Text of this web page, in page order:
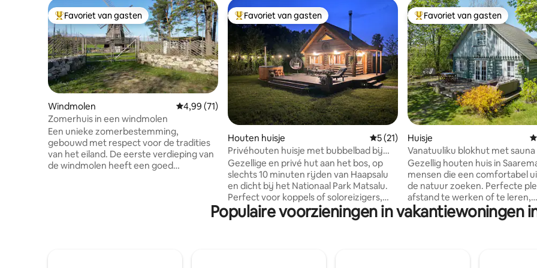
Topfavoriet van gasten
Favoriet van gasten
Windmolen Gemiddelde beoordeling van 4,99 op 5, 71 recensies
4,99 (71)
Zomerhuis in een windmolen
Een unieke zomerbestemming,
gebouwd met respect voor de tradities
van het eiland. De eerste verdieping van
de windmolen heeft een goed
Topfavoriet van gasten
Favoriet van gasten
Houten huisje Gemiddelde beoordeling van 5 op 5, 21
5 (21)
Privéhouten huisje met bubbelbad bij
het bos in de buurt van Haapsalu
Gezellige en privé hut aan het bos, op
slechts 10 minuten rijden van Haapsalu
en dicht bij het Nationaal Park Matsalu.
Perfect voor koppels of soloreizigers,
met een slaaploft boven met een
kingsize bed. Beneden is er een
Topfavoriet van gasten
Favoriet van gasten
Huisje
Vanatuuliku blokhut met sauna
Gezellig houten huis in
mensen die een comfortabel
de natuur zoeken. Perfecte
afstand te werken of te leren,
romantische vakantie of een
met een kans om wat tijd
op loopafstand. Honden zijn
Populaire voorzieningen in vakantiewoningen